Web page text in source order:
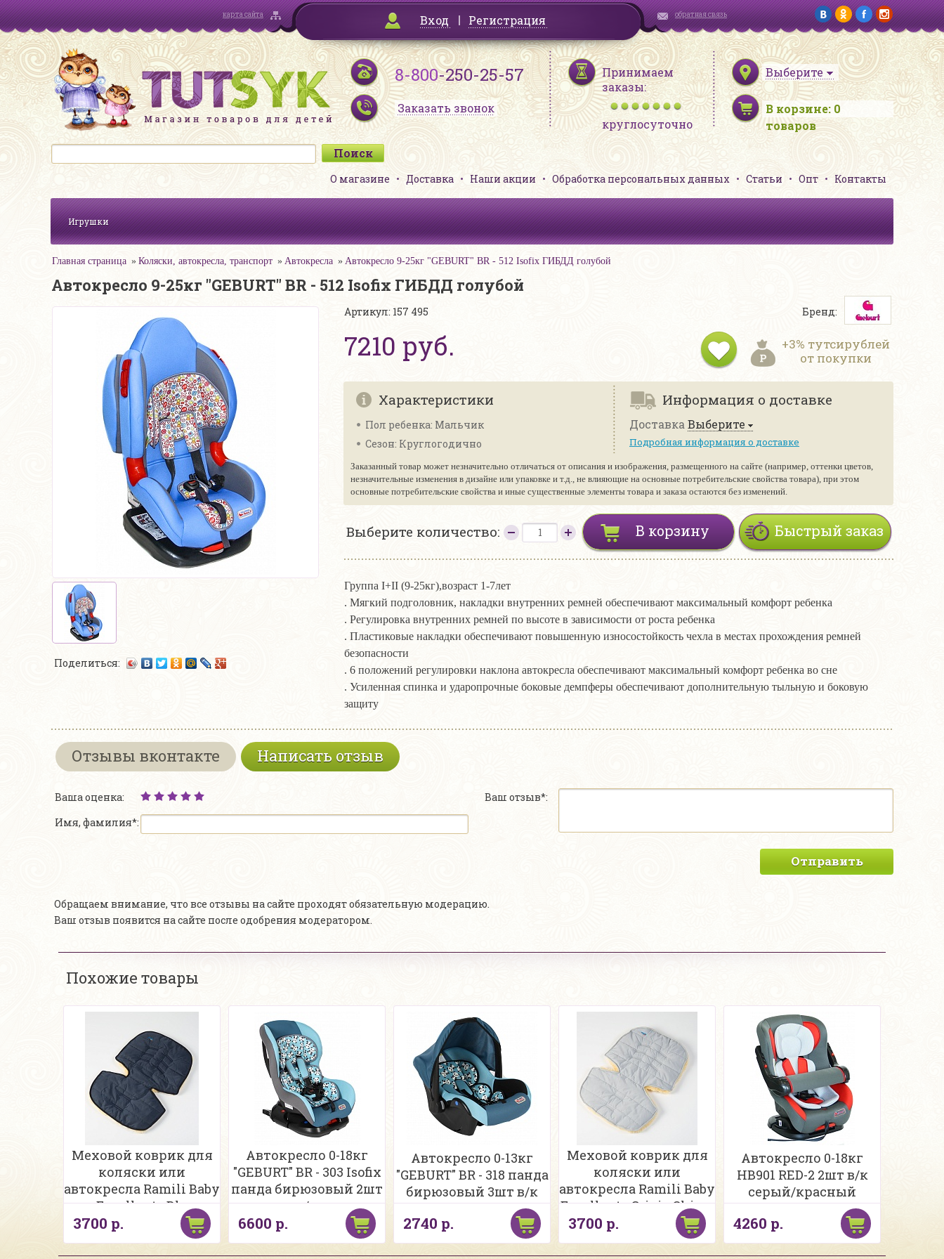
карта сайта Вход Регистрация обратная связь
8-800-250-25-57
Заказать звонок
Принимаем
заказы:
круглосуточно
Выберите
В корзине: 0
товаров
О магазине Доставка Наши акции Обработка персональных данных Статьи Опт Контакты
Игрушки
Главная страница Коляски, автокресла, транспорт Автокресла Автокресло 9-25кг "GEBURT" BR - 512 Isofix ГИБДД голубой
Автокресло 9-25кг "GEBURT" BR - 512 Isofix ГИБДД голубой
Поделиться:
Артикул: 157 495
7210 руб.
Бренд:
+3% тутсирублей
от покупки
Характеристики
Пол ребенка: Мальчик
Сезон: Круглогодично
Информация о доставке
Доставка Выберите
Подробная информация о доставке
Заказанный товар может незначительно отличаться от описания и изображения, размещенного на сайте (например, оттенки цветов,
незначительные изменения в дизайне или упаковке и т.д., не влияющие на основные потребительские свойства товара), при этом
основные потребительские свойства и иные существенные элементы товара и заказа остаются без изменений.
Выберите количество: Быстрый заказ
В корзину
Группа I+II (9-25кг),возраст 1-7лет
. Мягкий подголовник, накладки внутренних ремней обеспечивают максимальный комфорт ребенка
. Регулировка внутренних ремней по высоте в зависимости от роста ребенка
. Пластиковые накладки обеспечивают повышенную износостойкость чехла в местах прохождения ремней
безопасности
. 6 положений регулировки наклона автокресла обеспечивают максимальный комфорт ребенка во сне
. Усиленная спинка и ударопрочные боковые демпферы обеспечивают дополнительную тыльную и боковую
защиту
Отзывы вконтакте Написать отзыв
Ваша оценка:
Имя, фамилия*:
Ваш отзыв*:
Отправить
Обращаем внимание, что все отзывы на сайте проходят обязательную модерацию.
Ваш отзыв появится на сайте после одобрения модератором.
Похожие товары
Меховой коврик для
коляски или
автокресла Ramili Baby
Eccellente Blu
3700 р.
Автокресло 0-18кг
"GEBURT" BR - 303 Isofix
панда бирюзовый 2шт
в/к
6600 р.
Автокресло 0-13кг
"GEBURT" BR - 318 панда
бирюзовый 3шт в/к
2740 р.
Меховой коврик для
коляски или
автокресла Ramili Baby
Eccellente Grigio Chiaro
3700 р.
Автокресло 0-18кг
HB901 RED-2 2шт в/к
серый/красный
4260 р.